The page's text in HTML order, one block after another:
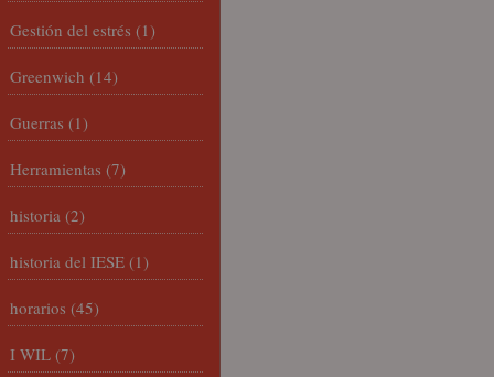
Gestión del estrés (1)
Greenwich (14)
Guerras (1)
Herramientas (7)
historia (2)
historia del IESE (1)
horarios (45)
I WIL (7)